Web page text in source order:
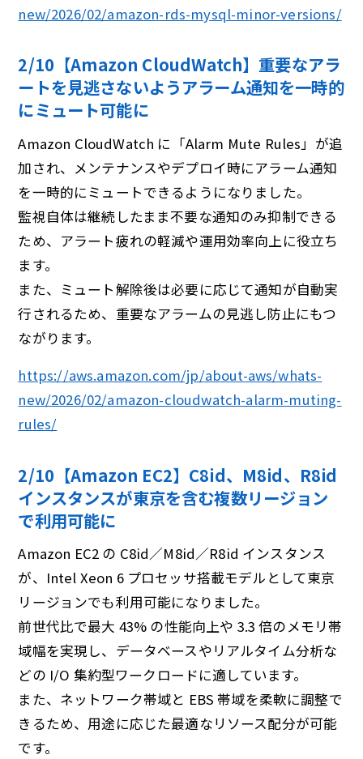
new/2026/02/amazon-rds-mysql-minor-versions/
2/10【Amazon CloudWatch】重要なアラ
ートを⾒逃さないようアラーム通知を⼀時的
にミュート可能に
Amazon CloudWatch に「Alarm Mute Rules」が追
加され、メンテナンスやデプロイ時にアラーム通知
を一時的にミュートできるようになりました。
監視自体は継続したまま不要な通知のみ抑制できる
ため、アラート疲れの軽減や運用効率向上に役立ち
ます。
また、ミュート解除後は必要に応じて通知が自動実
行されるため、重要なアラームの見逃し防止にもつ
ながります。
https://aws.amazon.com/jp/about-aws/whats-
new/2026/02/amazon-cloudwatch-alarm-muting-
rules/
2/10【Amazon EC2】C8id、M8id、R8id
インスタンスが東京を含む複数リージョン
で利⽤可能に
Amazon EC2 の C8id／M8id／R8id インスタンス
が、Intel Xeon 6 プロセッサ搭載モデルとして東京
リージョンでも利用可能になりました。
前世代比で最大 43% の性能向上や 3.3 倍のメモリ帯
域幅を実現し、データベースやリアルタイム分析な
どの I/O 集約型ワークロードに適しています。
また、ネットワーク帯域と EBS 帯域を柔軟に調整で
きるため、用途に応じた最適なリソース配分が可能
です。